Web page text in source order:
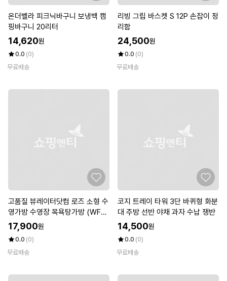
온더벨라 피크닉바구니 보냉백 캠
핑바구니 20리터
14,620원
0.0 (0)
무료배송
리빙 그립 바스켓 S 12P 손잡이 정
리함
24,500원
0.0 (0)
무료배송
고품질 뷰레이터닷컴 로즈 소형 수
영가방 수영장 목욕탕가방 (WFK
BK4B)
17,900원
0.0 (0)
무료배송
코지 트레이 타워 3단 바퀴형 화분
대 주방 선반 야채 과자 수납 쟁반
14,500원
0.0 (0)
무료배송